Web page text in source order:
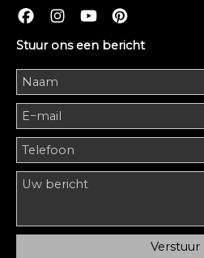
Stuur ons een bericht